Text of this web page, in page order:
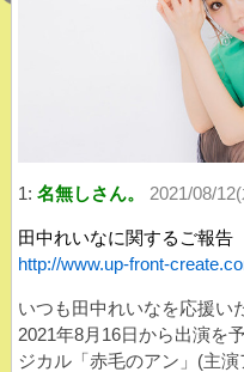
1: 名無しさん。 2021/08/
田中れいなに関するご報告
http://www.up-front-
いつも田中れいなを応援い
2021年8月16日から出演を
ジカル「赤毛のアン」(主演